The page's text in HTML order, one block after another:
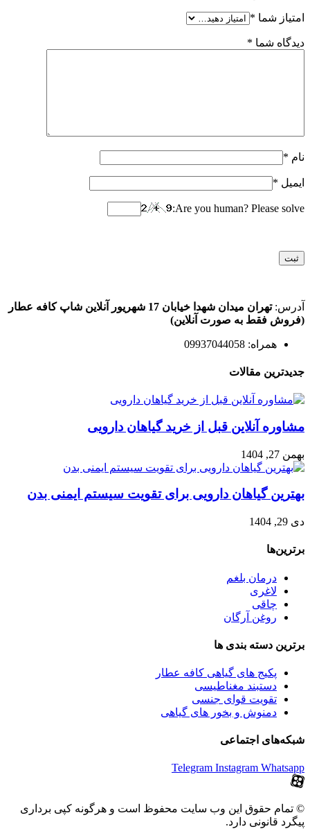
امتیاز شما *
دیدگاه شما *
نام *
ایمیل *
Are you human? Please solve:
آدرس:تهران میدان شهدا خیابان 17 شهریور آنلاین شاپ کافه عطار
(فروش فقط به صورت آنلاین)
همراه: 09937044058
جدیدترین مقالات
مشاوره آنلاین قبل از خرید گیاهان دارویی
بهمن 27, 1404
بهترین گیاهان دارویی برای تقویت سیستم ایمنی بدن
دی 29, 1404
برترین‌ها
درمان بلغم
لاغری
چاقی
روغن آرگان
برترین‌ دسته بندی ها
پکیج های گیاهی کافه عطار
دستبند مغناطیسی
تقویت قوای جنسی
دمنوش و بخور های گیاهی
شبکه‌های اجتماعی
Telegram Instagram Whatsapp
© تمام حقوق این وب سایت محفوظ است و هرگونه کپی برداری
پیگرد قانونی دارد.